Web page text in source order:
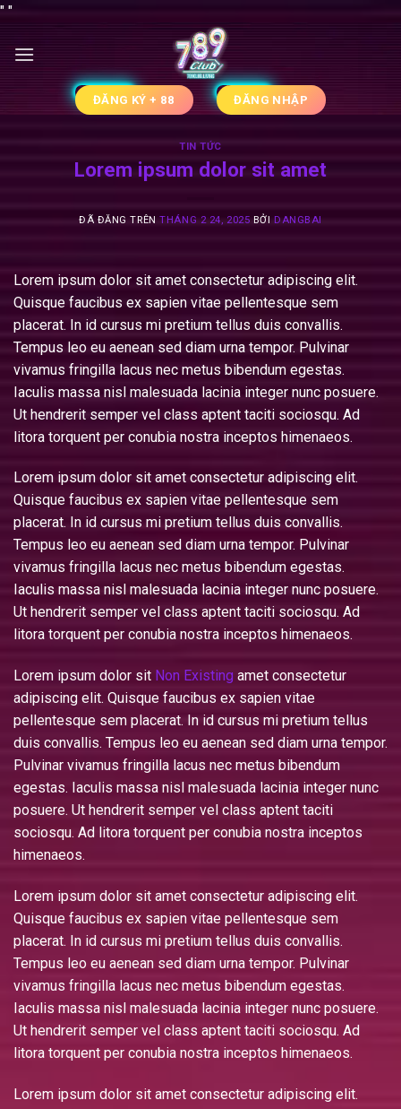
" "Chuyển
nội
ĐĂNG KÝ + 88 ĐĂNG NHẬP
TIN TỨC
Lorem ipsum dolor sit amet
ĐÃ ĐĂNG TRÊNTHÁNG 2 24, 2025 BỞIDANGBAI
Lorem ipsum dolor sit amet consectetur adipiscing elit.
Quisque faucibus ex sapien vitae pellentesque sem
placerat. In id cursus mi pretium tellus duis convallis.
Tempus leo eu aenean sed diam urna tempor. Pulvinar
vivamus fringilla lacus nec metus bibendum egestas.
Iaculis massa nisl malesuada lacinia integer nunc posuere.
Ut hendrerit semper vel class aptent taciti sociosqu. Ad
litora torquent per conubia nostra inceptos himenaeos.
Lorem ipsum dolor sit amet consectetur adipiscing elit.
Quisque faucibus ex sapien vitae pellentesque sem
placerat. In id cursus mi pretium tellus duis convallis.
Tempus leo eu aenean sed diam urna tempor. Pulvinar
vivamus fringilla lacus nec metus bibendum egestas.
Iaculis massa nisl malesuada lacinia integer nunc posuere.
Ut hendrerit semper vel class aptent taciti sociosqu. Ad
litora torquent per conubia nostra inceptos himenaeos.
Lorem ipsum dolor sit Non Existing amet consectetur
adipiscing elit. Quisque faucibus ex sapien vitae
pellentesque sem placerat. In id cursus mi pretium tellus
duis convallis. Tempus leo eu aenean sed diam urna tempor.
Pulvinar vivamus fringilla lacus nec metus bibendum
egestas. Iaculis massa nisl malesuada lacinia integer nunc
posuere. Ut hendrerit semper vel class aptent taciti
sociosqu. Ad litora torquent per conubia nostra inceptos
himenaeos.
Lorem ipsum dolor sit amet consectetur adipiscing elit.
Quisque faucibus ex sapien vitae pellentesque sem
placerat. In id cursus mi pretium tellus duis convallis.
Tempus leo eu aenean sed diam urna tempor. Pulvinar
vivamus fringilla lacus nec metus bibendum egestas.
Iaculis massa nisl malesuada lacinia integer nunc posuere.
Ut hendrerit semper vel class aptent taciti sociosqu. Ad
litora torquent per conubia nostra inceptos himenaeos.
Lorem ipsum dolor sit amet consectetur adipiscing elit.